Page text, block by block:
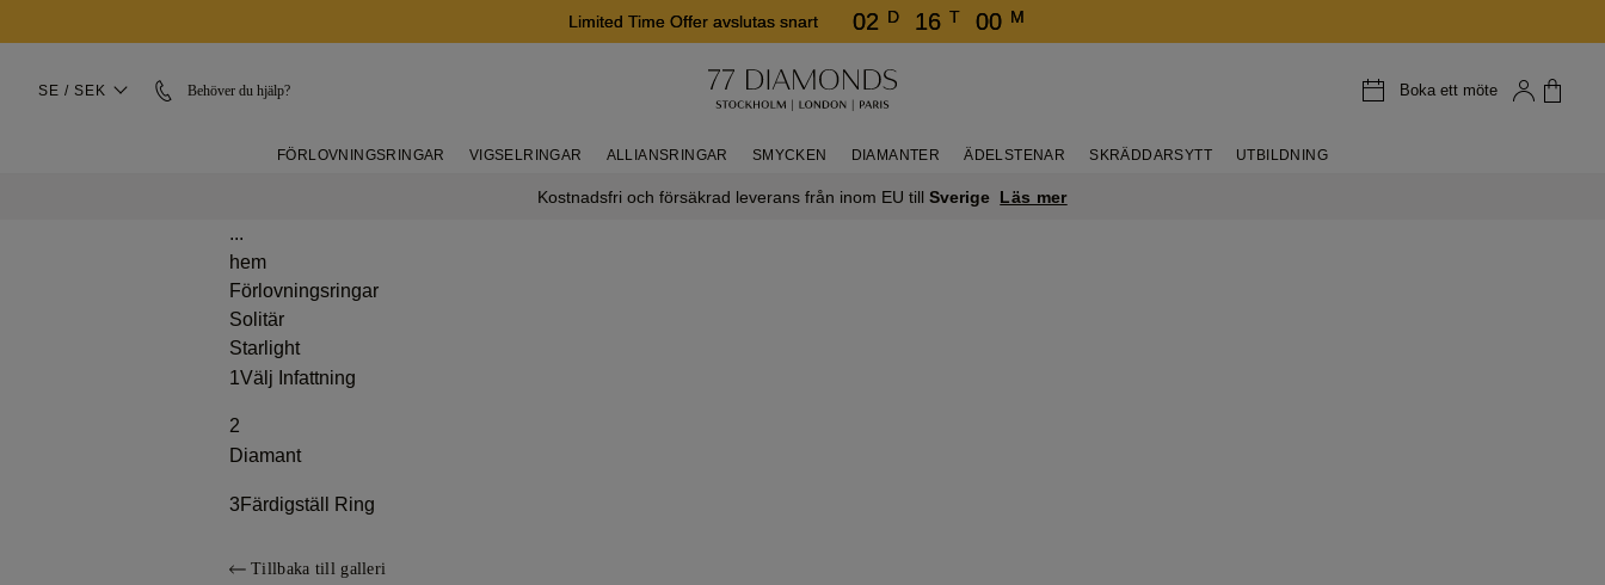
Limited Time Offer avslutas snart 02 D 16 T 00 M
SE / SEK Behöver du hjälp? Boka ett möte
FÖRLOVNINGSRINGAR VIGSELRINGAR ALLIANSRINGAR SMYCKEN DIAMANTER ÄDELSTENAR SKRÄDDARSYTT UTBILDNING
Kostnadsfri och försäkrad leverans från inom EU tillSverige Läs mer
...
hem
Förlovningsringar
Solitär
Starlight
1Välj Infattning
2
Diamant
3 Färdigställ Ring
Tillbaka till galleri